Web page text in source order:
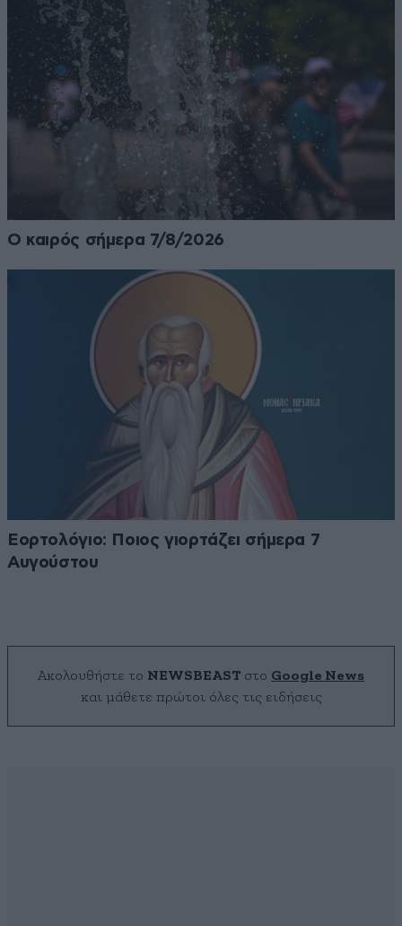
Ο καιρός σήμερα 7/8/2026
Εορτολόγιο: Ποιος γιορτάζει σήμερα 7
Αυγούστου
Ακολουθήστε το NEWSBEAST στο Google News
και μάθετε πρώτοι όλες τις ειδήσεις